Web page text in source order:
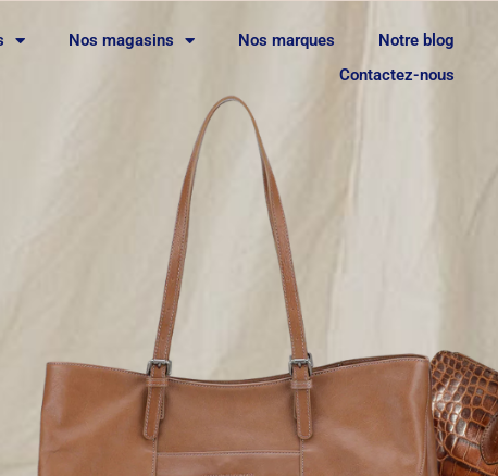
Nos magasins Nos marques
Notre blog
Contactez-nous